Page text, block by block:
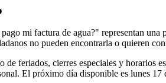
mi factura de agua?" representan
no pueden encontrarla o quieren
de feriados, cierres especiales y
El próximo día disponible es lunes 17